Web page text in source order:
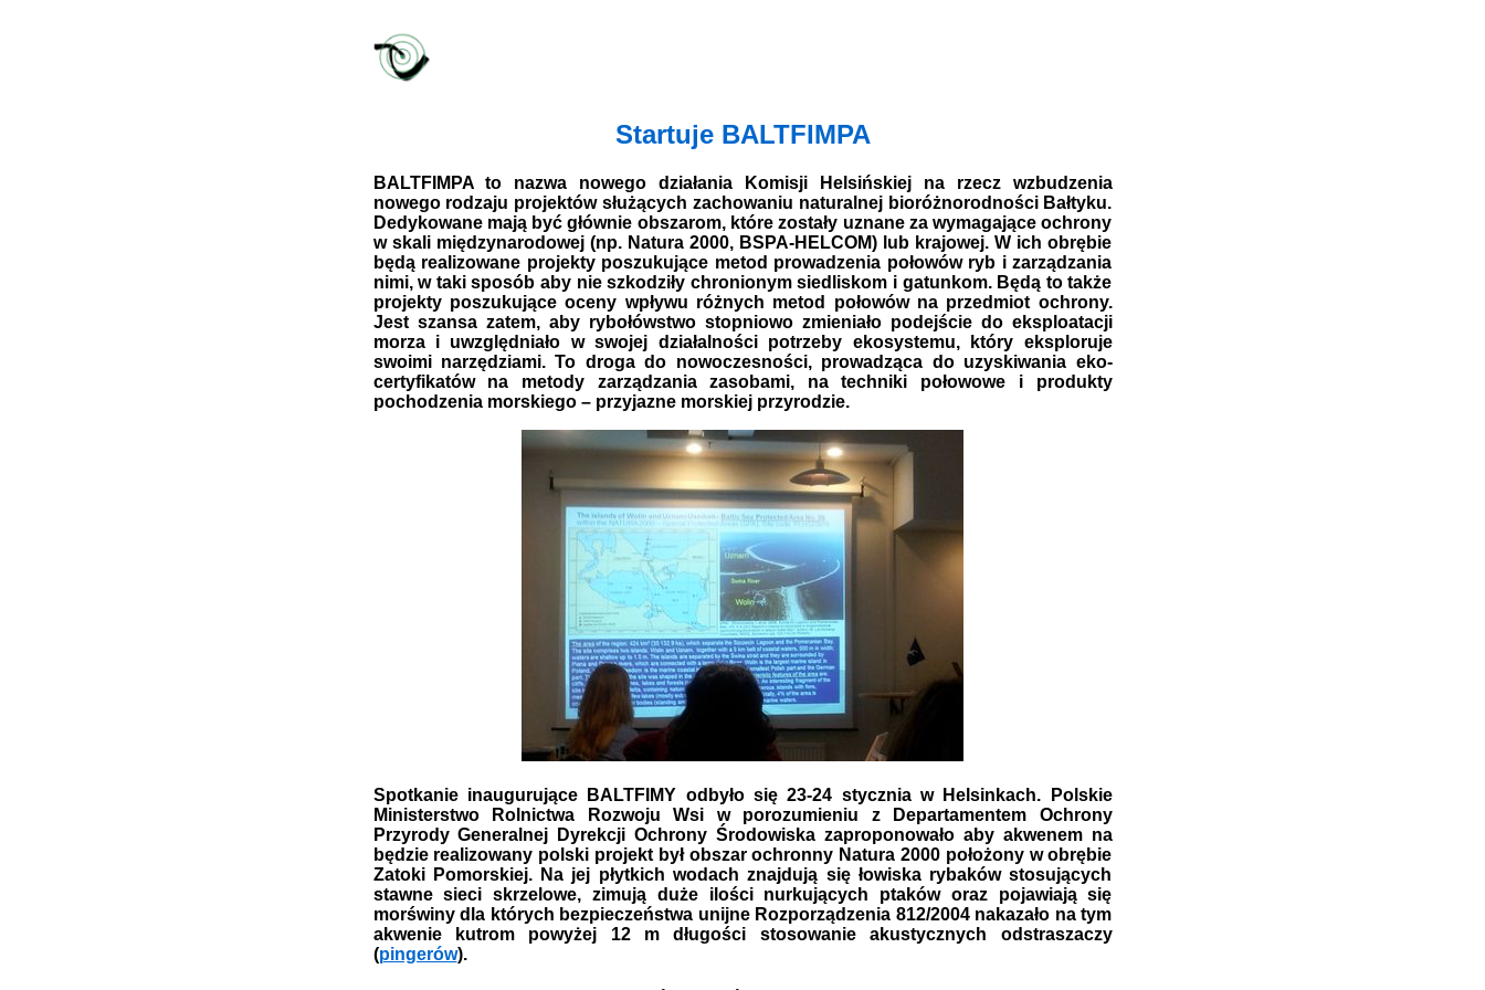
Startuje BALTFIMPA
BALTFIMPA to nazwa nowego działania Komisji Helsińskiej na rzecz wzbudzenia
nowego rodzaju projektów służących zachowaniu naturalnej bioróżnorodności Bałtyku.
Dedykowane mają być głównie obszarom, które zostały uznane za wymagające ochrony
w skali międzynarodowej (np. Natura 2000, BSPA-HELCOM) lub krajowej. W ich obrębie
będą realizowane projekty poszukujące metod prowadzenia połowów ryb i zarządzania
nimi, w taki sposób aby nie szkodziły chronionym siedliskom i gatunkom. Będą to także
projekty poszukujące oceny wpływu różnych metod połowów na przedmiot ochrony.
Jest szansa zatem, aby rybołówstwo stopniowo zmieniało podejście do eksploatacji
morza i uwzględniało w swojej działalności potrzeby ekosystemu, który eksploruje
swoimi narzędziami. To droga do nowoczesności, prowadząca do uzyskiwania eko-
certyfikatów na metody zarządzania zasobami, na techniki połowowe i produkty
pochodzenia morskiego – przyjazne morskiej przyrodzie.
Spotkanie inaugurujące BALTFIMY odbyło się 23-24 stycznia w Helsinkach. Polskie
Ministerstwo Rolnictwa Rozwoju Wsi w porozumieniu z Departamentem Ochrony
Przyrody Generalnej Dyrekcji Ochrony Środowiska zaproponowało aby akwenem na
będzie realizowany polski projekt był obszar ochronny Natura 2000 położony w obrębie
Zatoki Pomorskiej. Na jej płytkich wodach znajdują się łowiska rybaków stosujących
stawne sieci skrzelowe, zimują duże ilości nurkujących ptaków oraz pojawiają się
morświny dla których bezpieczeństwa unijne Rozporządzenia 812/2004 nakazało na tym
akwenie kutrom powyżej 12 m długości stosowanie akustycznych odstraszaczy
(pingerów).